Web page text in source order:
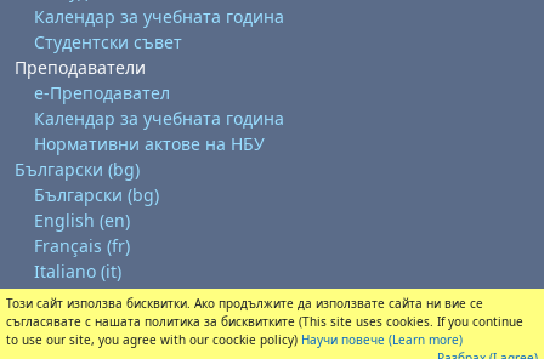
Календар за учебната година
Студентски съвет
Преподаватели
е-Преподавател
Календар за учебната година
Нормативни актове на НБУ
Български ‎(bg)‎
Български ‎(bg)‎
English ‎(en)‎
Français ‎(fr)‎
Italiano ‎(it)‎
Изтегляне на мобилно приложение
Преминете към стандартната тема
Този сайт използва бисквитки. Ако продължите да използвате сайта ни вие се
съгласявате с нашата политика за бисквитките (This site uses cookies. If you continue
to use our site, you agree with our coockie policy) Научи повече (Learn more)